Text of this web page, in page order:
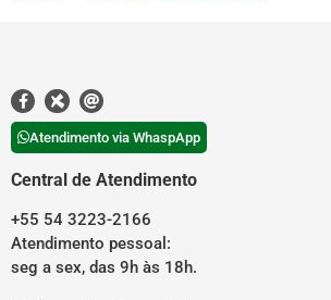
Atendimento via WhaspApp
Central de Atendimento
+55 54 3223-2166
Atendimento pessoal:
seg a sex, das 9h às 18h.